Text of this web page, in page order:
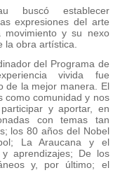
buscó establecer
expresiones del arte
movimiento y su nexo
la obra artística.
del Programa de
vivida fue
de la mejor manera. El
como comunidad y nos
y aportar, en
con temas tan
los 80 años del Nobel
La Araucana y el
aprendizajes; De los
y, por último; el